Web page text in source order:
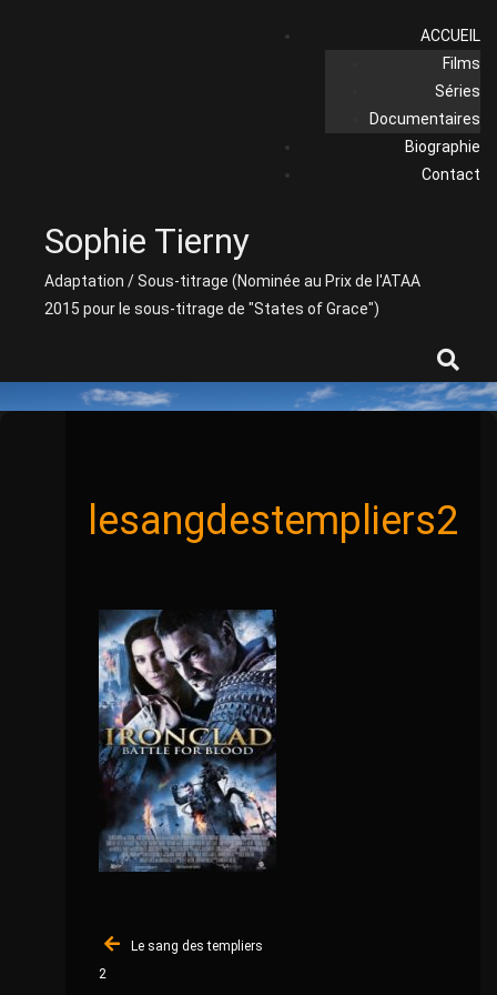
ACCUEIL
Films
Séries
Documentaires
Biographie
Contact
Sophie Tierny
Adaptation / Sous-titrage (Nominée au Prix de l'ATAA
2015 pour le sous-titrage de "States of Grace")
lesangdestempliers2
deLe sang des templiers
2